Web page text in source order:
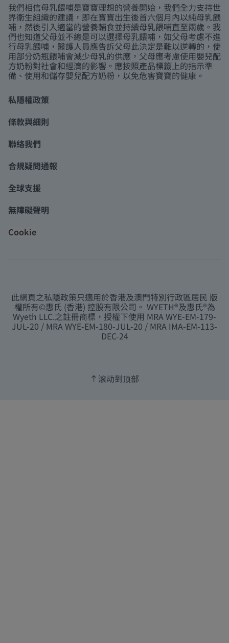
我們相信母乳餵哺是寶寶理想的營養開始，我們全力支持世
界衛生組織的建議，即在寶寶出生後首六個月內以純母乳餵
哺，然後引入適當的營養輔食並持續母乳餵哺直至兩歲。我
們也知道父母並不總是可以選擇母乳餵哺，如父母考慮不進
行母乳餵哺，醫護人員應告訴父母此決定是難以逆轉的，使
用部分奶瓶餵哺會減少母乳的供應，父母應考慮使用嬰兒配
方奶粉對社會和經濟的影響。應按照產品標籤上的指示準
備、使用和儲存嬰兒配方奶粉，以免危害寶寶的健康。
私隱權政策
條款與細則
聯絡我們
合規疑問通報
全球支援
無障礙聲明
Cookie
此網頁之私隱政策只適用於香港及澳門特別行政區居民 版
權所有©惠氏 (香港) 控股有限公司。 WYETH®及惠氏®為
Wyeth LLC.之註冊商標，授權下使用 MRA WYE-EM-179-
JUL-20 / MRA WYE-EM-180-JUL-20 / MRA IMA-EM-113-
DEC-24
滚动到顶部